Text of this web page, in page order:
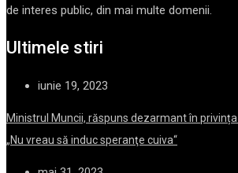
de interes public, din mai multe domenii.
Ultimele stiri
iunie 19, 2023
Ministrul Muncii, răspuns dezarmant în
„Nu vreau să induc speranţe cuiva“